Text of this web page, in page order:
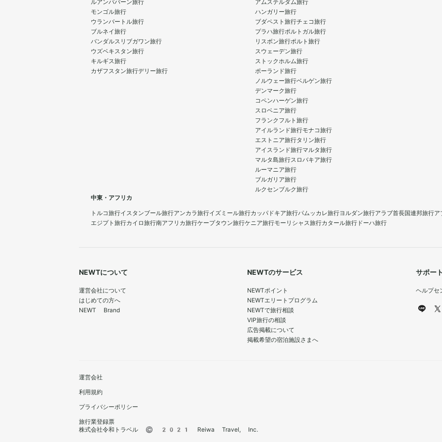
ルアンパバーン旅行
モンゴル旅行
ウランバートル旅行
ブルネイ旅行
バンダルスリブガワン旅行
ウズベキスタン旅行
キルギス旅行
カザフスタン旅行デリー旅行
アムステルダム旅行
ハンガリー旅行
ブダペスト旅行チェコ旅行
プラハ旅行ポルトガル旅行
リスボン旅行ポルト旅行
スウェーデン旅行
ストックホルム旅行
ポーランド旅行
ノルウェー旅行ベルゲン旅行
デンマーク旅行
コペンハーゲン旅行
スロベニア旅行
フランクフルト旅行
アイルランド旅行モナコ旅行
エストニア旅行タリン旅行
アイスランド旅行マルタ旅行
マルタ島旅行スロバキア旅行
ルーマニア旅行
ブルガリア旅行
ルクセンブルク旅行
中東・アフリカ
トルコ旅行イスタンブール旅行アンカラ旅行イズミール旅行カッパドキア旅行パムッカレ旅行ヨルダン旅行アラブ首長国連邦旅行ア
エジプト旅行カイロ旅行南アフリカ旅行ケープタウン旅行ケニア旅行モーリシャス旅行カタール旅行 ドーハ旅行
NEWTについて
運営会社について
はじめての方へ
NEWT Brand
NEWTのサービス
NEWTポイント
NEWTエリートプログラム
NEWTで旅行相談
VIP旅行の相談
広告掲載について
掲載希望の宿泊施設さまへ
サポー
ヘルプセ
運営会社
利用規約
プライバシーポリシー
旅行業登録票
株式会社令和トラベル © 2021 Reiwa Travel, Inc.